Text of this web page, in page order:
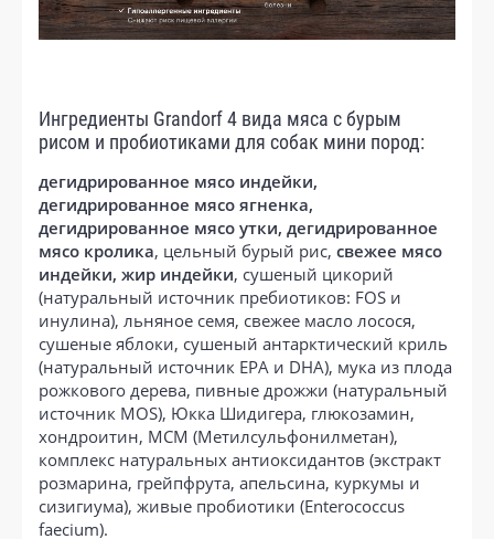
Ингредиенты Grandorf 4 вида мяса с бурым
рисом и пробиотиками для собак мини пород:
дегидрированное мясо индейки,
дегидрированное мясо ягненка,
дегидрированное мясо утки, дегидрированное
мясо кролика, цельный бурый рис, свежее мясо
индейки, жир индейки, сушеный цикорий
(натуральный источник пребиотиков: FOS и
инулина), льняное семя, свежее масло лосося,
сушеные яблоки, сушеный антарктический криль
(натуральный источник EPA и DHA), мука из плода
рожкового дерева, пивные дрожжи (натуральный
источник МОS), Юкка Шидигера, глюкозамин,
хондроитин, МСМ (Метилсульфонилметан),
комплекс натуральных антиоксидантов (экстракт
розмарина, грейпфрута, апельсина, куркумы и
сизигиума), живые пробиотики (Enterococcus
faecium).